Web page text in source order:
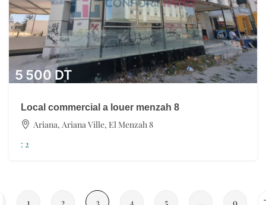
5 500DT
Local commercial a louer menzah 8
Ariana, Ariana Ville, El Menzah 8
: 2
1 2 3 4 5 … 9